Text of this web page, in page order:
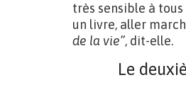
très sensible à
un livre, aller
de la vie”, dit-elle.
Le